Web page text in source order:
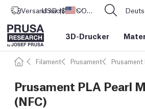
Versand nach Vereinigte Staaten
USD ($) CORE One L: Jetzt auf Lager!
3D-Drucker
Filament Prusament Prusament
Prusament PLA Pearl
(NFC)